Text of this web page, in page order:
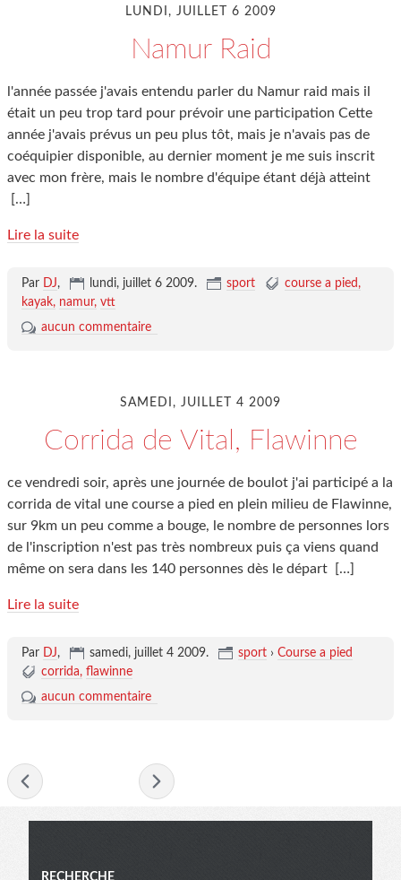
LUNDI, JUILLET 6 2009
Namur Raid
l'année passée j'avais entendu parler du Namur raid mais il
était un peu trop tard pour prévoir une participation Cette
année j'avais prévus un peu plus tôt, mais je n'avais pas de
coéquipier disponible, au dernier moment je me suis inscrit
avec mon frère, mais le nombre d'équipe étant déjà atteint
[…]
Lire la suite
Par DJ, lundi, juillet 6 2009. sport
course a pied
kayak namur vtt
aucun commentaire
SAMEDI, JUILLET 4 2009
Corrida de Vital, Flawinne
ce vendredi soir, après une journée de boulot j'ai participé a la
corrida de vital une course a pied en plein milieu de Flawinne,
sur 9km un peu comme a bouge, le nombre de personnes lors
de l'inscription n'est pas très nombreux puis ça viens quand
même on sera dans les 140 personnes dès le départ
[…]
Lire la suite
Par DJ, samedi, juillet 4 2009. sport › Course a pied
corrida flawinne
aucun commentaire
RECHERCHE